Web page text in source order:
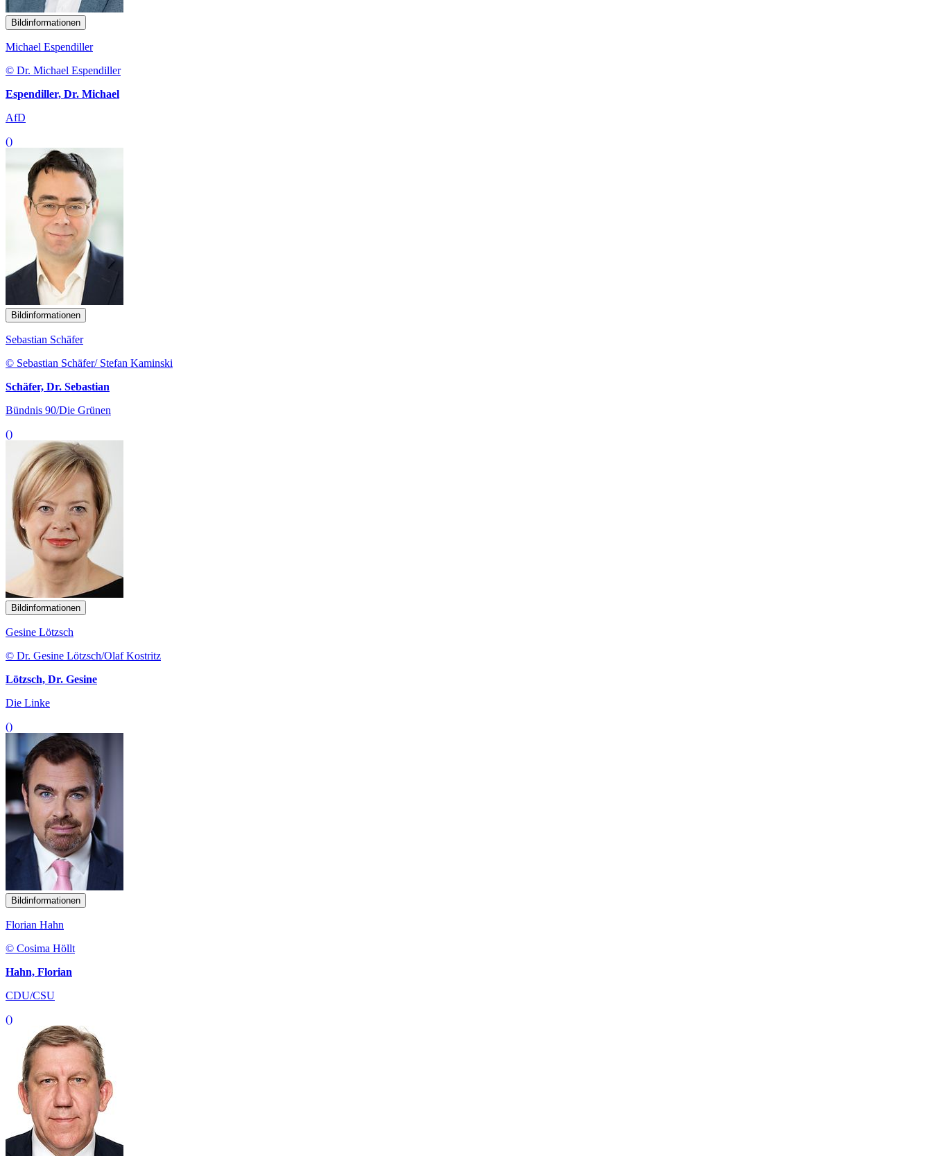
Bildinformationen
Michael Espendiller
© Dr. Michael Espendiller
Espendiller, Dr. Michael
AfD
()
Bildinformationen
Sebastian Schäfer
© Sebastian Schäfer/ Stefan Kaminski
Schäfer, Dr. Sebastian
Bündnis 90/Die Grünen
()
Bildinformationen
Gesine Lötzsch
© Dr. Gesine Lötzsch/Olaf Kostritz
Lötzsch, Dr. Gesine
Die Linke
()
Bildinformationen
Florian Hahn
© Cosima Höllt
Hahn, Florian
CDU/CSU
()